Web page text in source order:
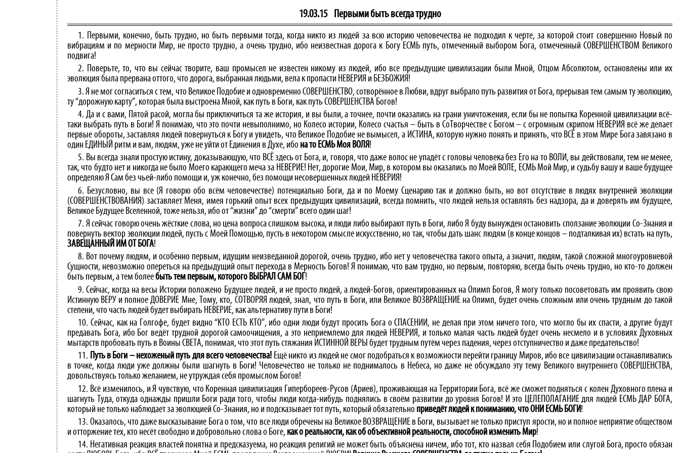
19.03.15 Первыми быть всегда трудно
1. Первыми, конечно, быть трудно, но быть первыми тогда, когда никто из людей за всю историю человечества не подходил к черте, за которой стоит совершенно Новый по
вибрациям и по мерности Мир, не просто трудно, а очень трудно, ибо неизвестная дорога к Богу ЕСМЬ путь, отмеченный выбором Бога, отмеченный СОВЕРШЕНСТВОМ Великого
подвига!
2. Поверьте, то, что вы сейчас творите, ваш промысел не известен никому из людей, ибо все предыдущие цивилизации были Мной, Отцом Абсолютом, остановлены или их
эволюция была прервана оттого, что дорога, выбранная людьми, вела к пропасти НЕВЕРИЯ и БЕЗБОЖИЯ!
3. Я не мог согласиться с тем, что Великое Подобие и одновременно СОВЕРШЕНСТВО, сотворённое в Любви, вдруг выбрало путь развития от Бога, прерывая тем самым ту эволюцию,
ту “дорожную карту”, которая была выстроена Мной, как путь в Боги, как путь СОВЕРШЕНСТВА Богов!
4. Да и с вами, Пятой расой, могла бы приключиться та же история, и вы были, а точнее, почти оказались на грани уничтожения, если бы не попытка Коренной цивилизации всё-
таки выбрать путь в Боги! Я понимаю, что это почти невыполнимо, но Колесо истории, Колесо счастья – быть в СоТворчестве с Богом – с огромным скрипом НЕВЕРИЯ всё же делает
первые обороты, заставляя людей повернуться к Богу и увидеть, что Великое Подобие не вымысел, а ИСТИНА, которую нужно понять и принять, что ВСЁ в этом Мире Бога завязано в
один ЕДИНЫЙ ритм и вам, людям, уже не уйти от Единения в Духе, ибо на то ЕСМЬ Моя ВОЛЯ!
5. Вы всегда знали простую истину, доказывающую, что ВСЁ здесь от Бога, и, говоря, что даже волос не упадёт с головы человека без Его на то ВОЛИ, вы действовали, тем не менее,
так, что будто нет и никогда не было Моего карающего меча за НЕВЕРИЕ! Нет, дорогие Мои, Мир, в котором вы оказались по Моей ВОЛЕ, ЕСМЬ Мой Мир, и судьбу вашу и ваше будущее
определяю Я Сам без чьей-либо помощи и, уж конечно, без помощи несовершенных людей НЕВЕРИЯ!
6. Безусловно, вы все (Я говорю обо всём человечестве) потенциально Боги, да и по Моему Сценарию так и должно быть, но вот отсутствие в людях внутренней эволюции
(СОВЕРШЕНСТВОВАНИЯ) заставляет Меня, имея горький опыт всех предыдущих цивилизаций, всегда помнить, что людей нельзя оставлять без надзора, да и доверять им будущее,
Великое Будущее Вселенной, тоже нельзя, ибо от “жизни” до “смерти” всего один шаг!
7. Я сейчас говорю очень жёсткие слова, но цена вопроса слишком высока, и люди либо выбирают путь в Боги, либо Я буду вынужден остановить сползание эволюции Со-Знания и
повернуть вектор эволюции людей, пусть с Моей Помощью, пусть в некотором смысле искусственно, но так, чтобы дать шанс людям (в конце концов – подталкивая их) встать на путь,
ЗАВЕЩАННЫЙ ИМ ОТ БОГА!
8. Вот почему людям, и особенно первым, идущим неизведанной дорогой, очень трудно, ибо нет у человечества такого опыта, а значит, людям, такой сложной многоуровневой
Сущности, невозможно опереться на предыдущий опыт перехода в Мерность Богов! Я понимаю, что вам трудно, но первым, повторяю, всегда быть очень трудно, но кто-то должен
быть первым, а тем болеебыть тем первым, которого ВЫБРАЛ САМ БОГ !
9. Сейчас, когда на весы Истории положено Будущее людей, и не просто людей, а людей-Богов, ориентированных на Олимп Богов, Я могу только посоветовать им проявить свою
Истинную ВЕРУ и полное ДОВЕРИЕ Мне, Тому, кто, СОТВОРЯЯ людей, знал, что путь в Боги, или Великое ВОЗВРАЩЕНИЕ на Олимп, будет очень сложным или очень трудным до такой
степени, что часть людей будет выбирать НЕВЕРИЕ, как альтернативу пути в Боги!
10. Сейчас, как на Голгофе, будет видно “КТО ЕСТЬ КТО”, ибо одни люди будут просить Бога о СПАСЕНИИ, не делая при этом ничего того, что могло бы их спасти, а другие будут
предавать Бога, ибо Бог ведёт трудной дорогой самоочищения, а это неприемлемо для людей НЕВЕРИЯ, и только малая часть людей будет очень несмело и в условиях Духовных
мытарств пробовать путь в Воины СВЕТА, понимая, что этот путь стяжания ИСТИННОЙ ВЕРЫ будет трудным путём через падения, через отступничество и даже предательство!
11. Путь в Боги – нехоженый путь для всего человечества! Ещё никто из людей не смог подобраться к возможности перейти границу Миров, ибо все цивилизации останавливались
в точке, когда люди уже должны были шагнуть в Боги! Человечество не только не поднималось в Небеса, но даже не обсуждало эту тему Великого внутреннего СОВЕРШЕНСТВА,
довольствуясь только желанием, не утруждая себя промыслом Богов!
12. Всё изменилось, и Я чувствую, что Коренная цивилизация Гипербореев-Русов (Ариев), проживающая на Территории Бога, всё же сможет подняться с колен Духовного плена и
шагнуть Туда, откуда однажды пришли Боги ради того, чтобы люди когда-нибудь поднялись в своём развитии до уровня Богов! И это ЦЕЛЕПОЛАГАНИЕ для людей ЕСМЬ ДАР БОГА,
который не только наблюдает за эволюцией Со-Знания, но и подсказывает тот путь, который обязательно приведёт людей к пониманию, что ОНИ ЕСМЬ БОГИ!
13. Оказалось, что даже высказывание Бога о том, что все люди обречены на Великое ВОЗВРАЩЕНИЕ в Боги, вызывает не только приступ ярости, но и полное неприятие обществом
и отторжение тех, кто несёт свободно и добровольно слова о Боге, как о реальности, как об объективной реальности, способной изменить Мир!
14. Негативная реакция властей понятна и предсказуема, но реакция религий не может быть объяснена ничем, ибо тот, кто назвал себя Подобием или слугой Бога, просто обязан